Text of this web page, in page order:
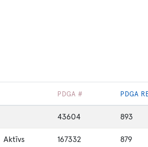
PDGA # PDGA
43604 893
Aktīvs 167332 879